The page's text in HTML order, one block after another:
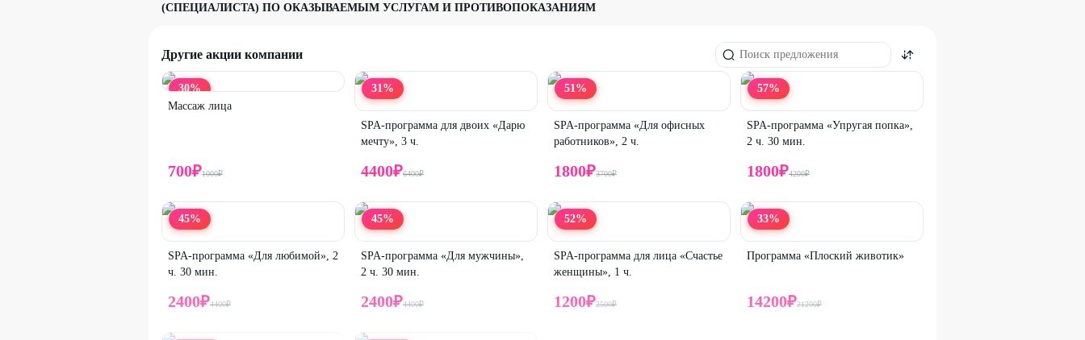
(СПЕЦИАЛИСТА) ПО ОКАЗЫВАЕМЫМ УСЛУГАМ И ПРОТИВОПОКАЗАНИЯМ
Другие акции компании
30%
Массаж лица
700₽1000₽
31%
SPA-программа для двоих «Дарю
мечту», 3 ч.
4400₽6400₽
51%
SPA-программа «Для офисных
работников», 2 ч.
1800₽3700₽
57%
SPA-программа «Упругая попка»,
2 ч. 30 мин.
1800₽4200₽
45%
SPA-программа «Для любимой», 2
ч. 30 мин.
2400₽4400₽
45%
SPA-программа «Для мужчины»,
2 ч. 30 мин.
2400₽4400₽
52%
SPA-программа для лица «Счастье
женщины», 1 ч.
1200₽2500₽
33%
Программа «Плоский животик»
14200₽21200₽